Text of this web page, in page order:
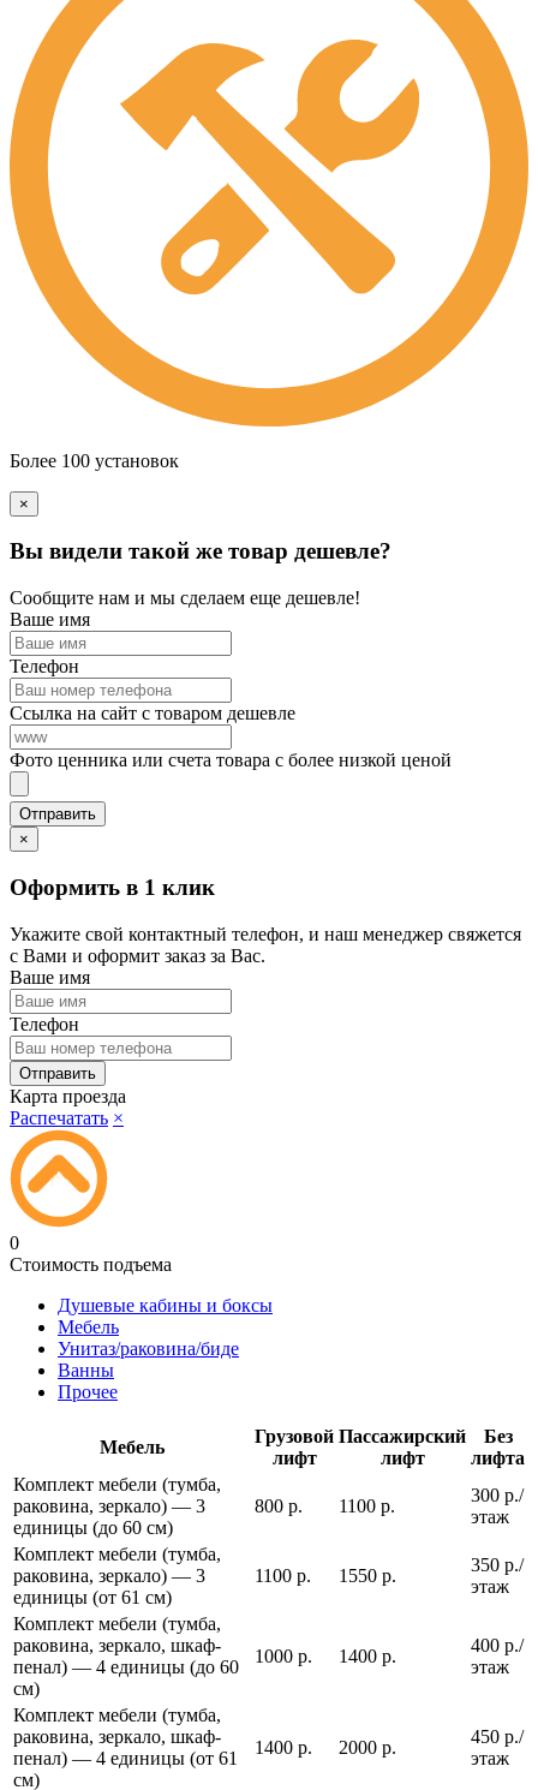
Более 100 установок
×
Вы видели такой же товар дешевле?
Сообщите нам и мы сделаем еще дешевле!
Ваше имя
Телефон
Ссылка на сайт с товаром дешевле
Фото ценника или счета товара с более низкой ценой
×
Оформить в 1 клик
Укажите свой контактный телефон, и наш менеджер свяжется
с Вами и оформит заказ за Вас.
Ваше имя
Телефон
Карта проезда
Распечатать ×
0
Стоимость подъема
Душевые кабины и боксы
Мебель
Унитаз/раковина/биде
Ванны
Прочее
Мебель
Грузовой
лифт
Пассажирский
лифт
Без
лифта
Комплект мебели (тумба,
раковина, зеркало) — 3
единицы (до 60 см)
800 р. 1100 р.
300 р./
этаж
Комплект мебели (тумба,
раковина, зеркало) — 3
единицы (от 61 см)
1100 р. 1550 р.
350 р./
этаж
Комплект мебели (тумба,
раковина, зеркало, шкаф-
пенал) — 4 единицы (до 60
см)
1000 р. 1400 р.
400 р./
этаж
Комплект мебели (тумба,
раковина, зеркало, шкаф-
пенал) — 4 единицы (от 61
см)
1400 р. 2000 р.
450 р./
этаж